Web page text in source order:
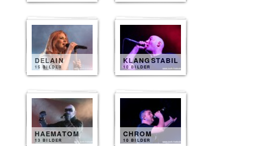
DELAIN
15 BILDER
KLANGSTABIL
10 BILDER
HAEMATOM
13 BILDER
CHROM
10 BILDER